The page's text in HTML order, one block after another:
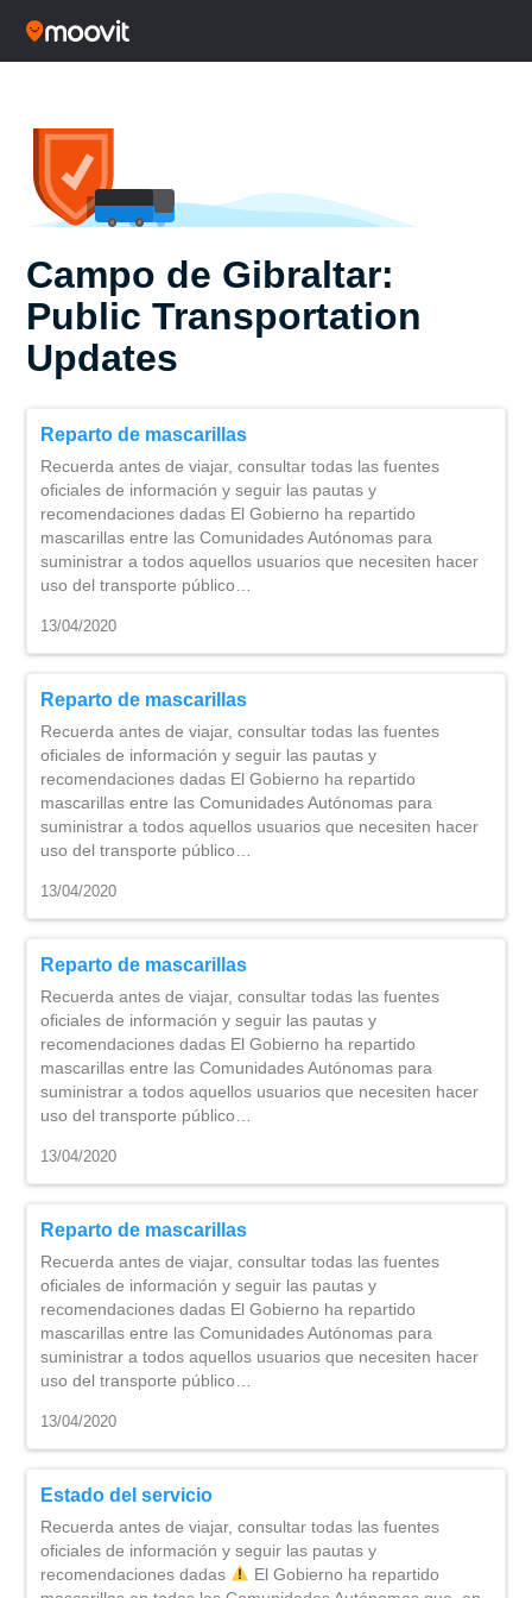
Campo de Gibraltar:
Public Transportation
Updates
Reparto de mascarillas
Recuerda antes de viajar, consultar todas las fuentes
oficiales de información y seguir las pautas y
recomendaciones dadas El Gobierno ha repartido
mascarillas entre las Comunidades Autónomas para
suministrar a todos aquellos usuarios que necesiten hacer
uso del transporte público…
13/04/2020
Reparto de mascarillas
Recuerda antes de viajar, consultar todas las fuentes
oficiales de información y seguir las pautas y
recomendaciones dadas El Gobierno ha repartido
mascarillas entre las Comunidades Autónomas para
suministrar a todos aquellos usuarios que necesiten hacer
uso del transporte público…
13/04/2020
Reparto de mascarillas
Recuerda antes de viajar, consultar todas las fuentes
oficiales de información y seguir las pautas y
recomendaciones dadas El Gobierno ha repartido
mascarillas entre las Comunidades Autónomas para
suministrar a todos aquellos usuarios que necesiten hacer
uso del transporte público…
13/04/2020
Reparto de mascarillas
Recuerda antes de viajar, consultar todas las fuentes
oficiales de información y seguir las pautas y
recomendaciones dadas El Gobierno ha repartido
mascarillas entre las Comunidades Autónomas para
suministrar a todos aquellos usuarios que necesiten hacer
uso del transporte público…
13/04/2020
Estado del servicio
Recuerda antes de viajar, consultar todas las fuentes
oficiales de información y seguir las pautas y
recomendaciones dadas
El Gobierno ha repartido